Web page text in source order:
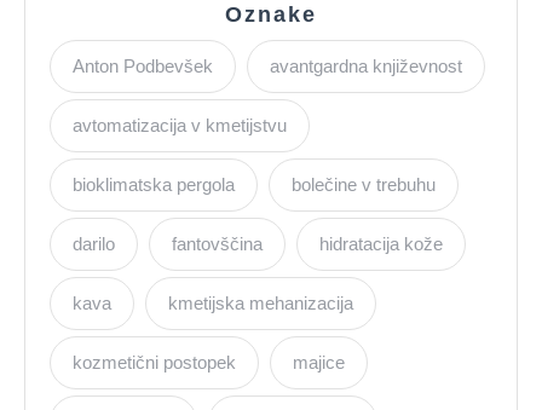
Oznake
Anton Podbevšek avantgardna književnost
avtomatizacija v kmetijstvu
bioklimatska pergola bolečine v trebuhu
darilo fantovščina hidratacija kože
kava kmetijska mehanizacija
kozmetični postopek majice